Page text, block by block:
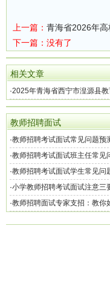
上一篇： 青海省2026年高
下一篇：没有了
相关文章
·2025年青海省西宁市湟源县
教师公告
教师招聘面试
·教师招聘考试面试常见问题预
·教师招聘考试面试班主任常见
·教师招聘考试面试学生常见问
·小学教师招聘考试面试注意三
·教师招聘面试专家支招：教你